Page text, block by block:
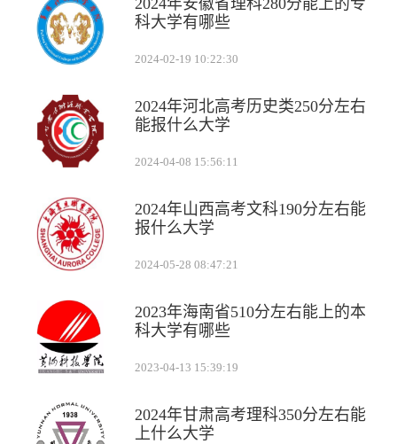
2024年安徽省理科280分能上的专
科大学有哪些
2024-02-19 10:22:30
2024年河北高考历史类250分左右
能报什么大学
2024-04-08 15:56:11
2024年山西高考文科190分左右能
报什么大学
2024-05-28 08:47:21
2023年海南省510分左右能上的本
科大学有哪些
2023-04-13 15:39:19
2024年甘肃高考理科350分左右能
上什么大学